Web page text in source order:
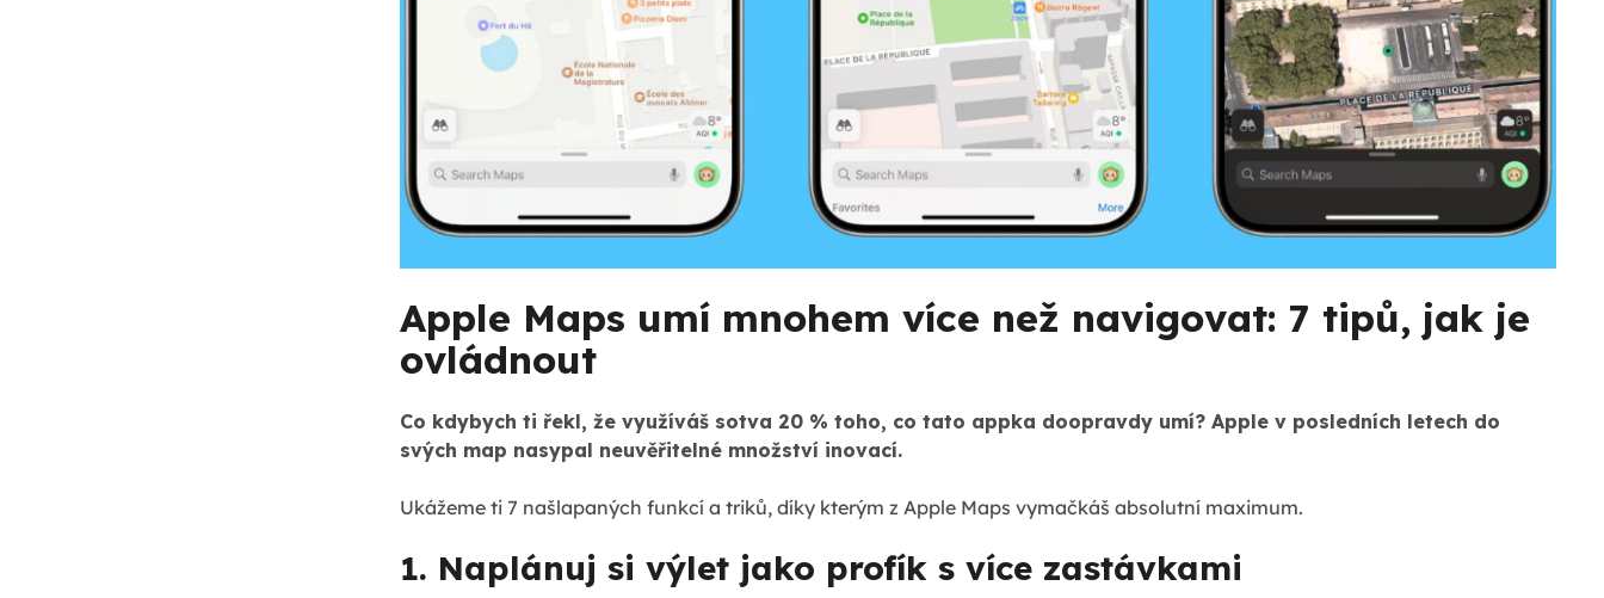
Apple Maps umí mnohem více než navigovat: 7 tipů, jak je
ovládnout
Co kdybych ti řekl, že využíváš sotva 20 % toho, co tato appka doopravdy umí? Apple v posledních letech do
svých map nasypal neuvěřitelné množství inovací.
Ukážeme ti 7 našlapaných funkcí a triků, díky kterým z Apple Maps vymačkáš absolutní maximum.
1. Naplánuj si výlet jako profík s více zastávkami